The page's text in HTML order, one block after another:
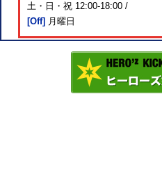
土・日・祝 12:00-18:00 /
[Off] 月曜日